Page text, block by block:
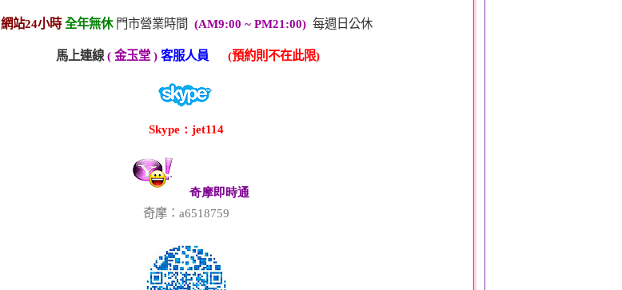
網站24小時全年無休門市營業時間 (AM9:00 ~ PM21:00) 每週日公休
馬上連線 ( 金玉堂 ) 客服人員 (預約則不在此限)
Skype：jet114
奇摩即時通
奇摩：a6518759